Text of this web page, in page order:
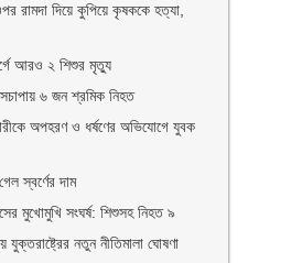
রামদা দিয়ে কুপিয়ে কৃষককে হত্যা,
আরও ২ শিশুর মৃত্যু
৬ জন শ্রমিক নিহত
অপহরণ ও ধর্ষণের অভিযোগে যুবক
স্বর্ণের দাম
মুখোমুখি সংঘর্ষ: শিশুসহ নিহত ৯
যুক্তরাষ্ট্রের নতুন নীতিমালা ঘোষণা